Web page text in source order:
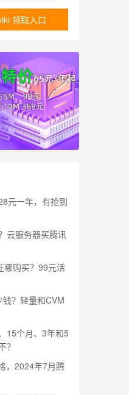
领取入口
元一年，有抢到
云服务器买腾讯
哪购买？99元活
？轻量和CVM
15个月、3年和5
？
，2024年7月腾